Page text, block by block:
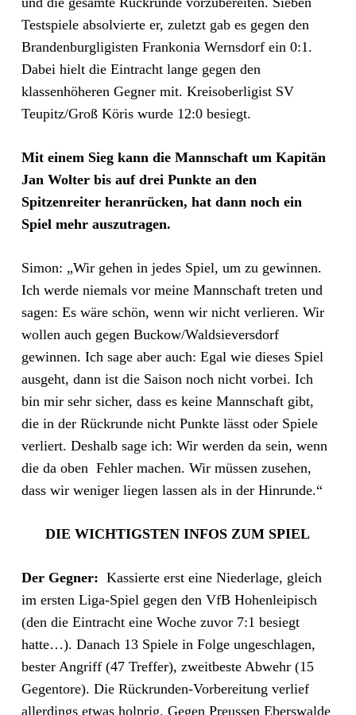
Testspiele absolvierte er, zuletzt gab es gegen den
Brandenburgligisten Frankonia Wernsdorf ein 0:1.
Dabei hielt die Eintracht lange gegen den
klassenhöheren Gegner mit. Kreisoberligist SV
Teupitz/Groß Köris wurde 12:0 besiegt.
Mit einem Sieg kann die Mannschaft um Kapitän
Jan Wolter bis auf drei Punkte an den
Spitzenreiter heranrücken, hat dann noch ein
Spiel mehr auszutragen.
Simon: „Wir gehen in jedes Spiel, um zu gewinnen.
Ich werde niemals vor meine Mannschaft treten und
sagen: Es wäre schön, wenn wir nicht verlieren. Wir
wollen auch gegen Buckow/Waldsieversdorf
gewinnen. Ich sage aber auch: Egal wie dieses Spiel
ausgeht, dann ist die Saison noch nicht vorbei. Ich
bin mir sehr sicher, dass es keine Mannschaft gibt,
die in der Rückrunde nicht Punkte lässt oder Spiele
verliert. Deshalb sage ich: Wir werden da sein, wenn
die da oben Fehler machen. Wir müssen zusehen,
dass wir weniger liegen lassen als in der Hinrunde.“
DIE WICHTIGSTEN INFOS ZUM SPIEL
Der Gegner: Kassierte erst eine Niederlage, gleich
im ersten Liga-Spiel gegen den VfB Hohenleipisch
(den die Eintracht eine Woche zuvor 7:1 besiegt
hatte…). Danach 13 Spiele in Folge ungeschlagen,
bester Angriff (47 Treffer), zweitbeste Abwehr (15
Gegentore). Die Rückrunden-Vorbereitung verlief
allerdings etwas holprig. Gegen Preussen Eberswalde